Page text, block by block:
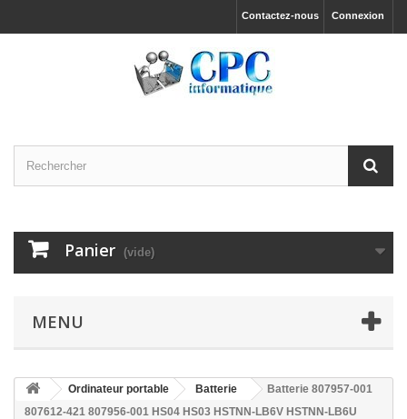
Connexion
Contactez-nous
Panier (vide)
MENU
Ordinateur portable Batterie
Batterie 807957-001
807612-421 807956-001 HS04 HS03 HSTNN-LB6V HSTNN-LB6U